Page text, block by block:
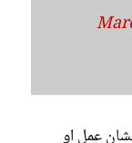
عمل او